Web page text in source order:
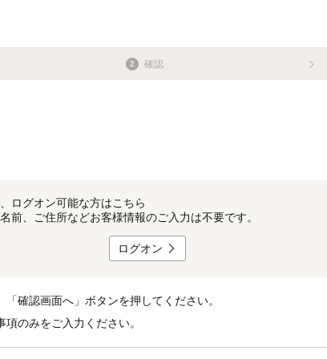
2 確認
ログオン可能な方はこちら
前、ご住所などお客様情報のご入力は不要です。
ログオン
確認画面へ」ボタンを押してください。
のみをご入力ください。